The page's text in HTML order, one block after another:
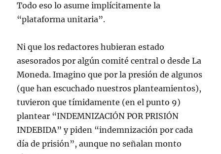
Todo eso lo asume implícitamente la
“plataforma unitaria”.
Ni que los redactores hubieran estado
asesorados por algún comité central o desde La
Moneda. Imagino que por la presión de algunos
(que han escuchado nuestros planteamientos),
tuvieron que tímidamente (en el punto 9)
plantear “INDEMNIZACIÓN POR PRISIÓN
INDEBIDA” y piden “indemnización por cada
día de prisión”, aunque no señalan monto